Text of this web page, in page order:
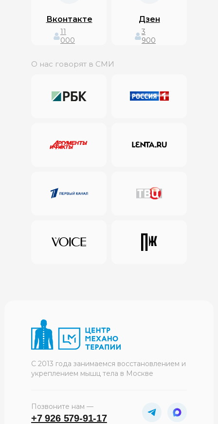
Вконтакте
11
000
Дзен
О нас говорят в СМИ
3
900
Позвоните нам —
+7 926 579-91-17
С 2013 года занимаемся восстановлением и
укреплением мышц тела в Москве